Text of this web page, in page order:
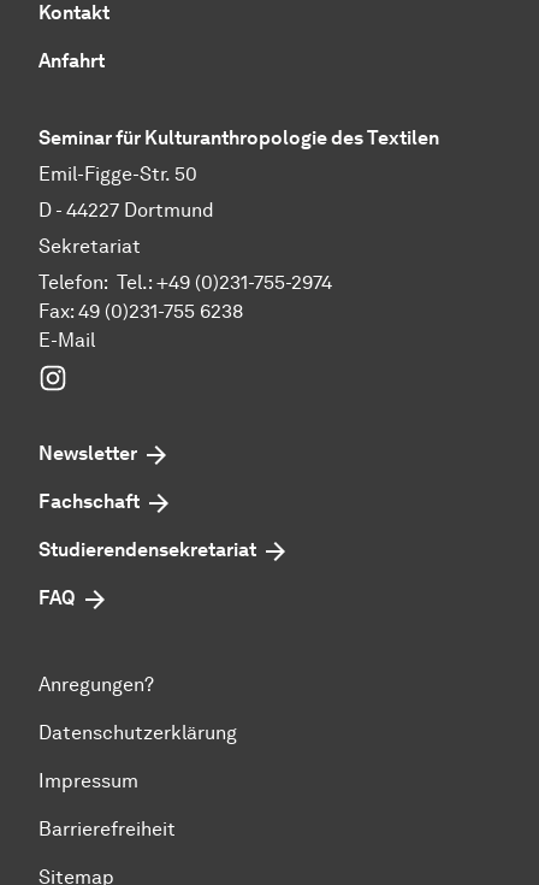
Kontakt
Anfahrt
Seminar für Kulturanthropologie des Textilen
Emil-Figge-Str. 50
D - 44227 Dort­mund
Sekretariat
Telefon: Tel.: +49 (0)231-755-2974
Fax: 49 (0)231-755 6238
E-Mail
Newsletter
Fachschaft
Studierendensekretariat
FAQ
Anregungen?
Datenschutzerklärung
Impressum
Barrierefreiheit
Sitemap